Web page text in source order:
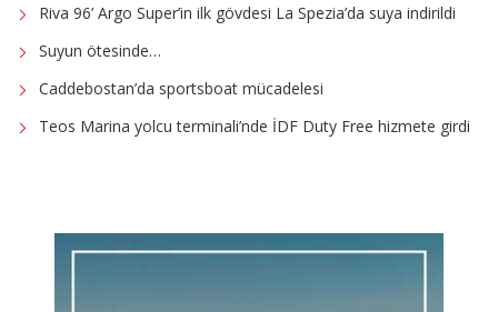
Riva 96’ Argo Super’in ilk gövdesi La Spezia’da suya indirildi
Suyun ötesinde…
Caddebostan’da sportsboat mücadelesi
Teos Marina yolcu terminali’nde İDF Duty Free hizmete girdi